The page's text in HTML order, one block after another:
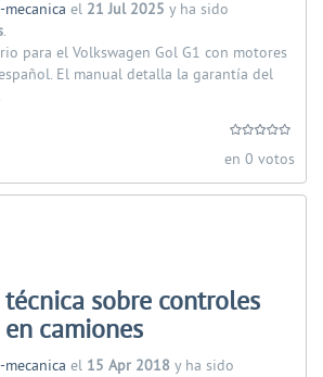
mecanica el 21 Jul 2025 y ha sido
.
para el Volkswagen Gol G1 con motores
El manual detalla la garantía del
en 0 votos
sobre controles
camiones
mecanica el 15 Apr 2018 y ha sido